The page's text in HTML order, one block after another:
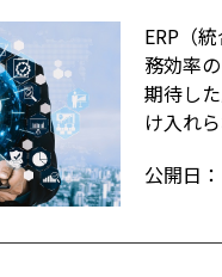
ERP（
務効率
期待し
け入れ
公開日：